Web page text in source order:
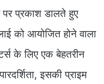
प्रकाश डालते हुए
को आयोजित होने वाला
के लिए एक बेहतरीन
इसकी प्राइम